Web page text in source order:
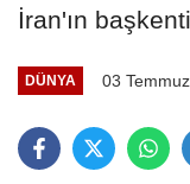
İran'ın
DÜNYA 03